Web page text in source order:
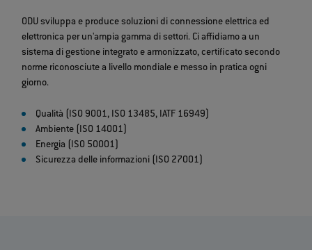
ODU sviluppa e produce soluzioni di connessione elettrica ed
elettronica per un'ampia gamma di settori. Ci affidiamo a un
sistema di gestione integrato e armonizzato, certificato secondo
norme riconosciute a livello mondiale e messo in pratica ogni
giorno.
Qualità (ISO 9001, ISO 13485, IATF 16949)
Ambiente (ISO 14001)
Energia (ISO 50001)
Sicurezza delle informazioni (ISO 27001)